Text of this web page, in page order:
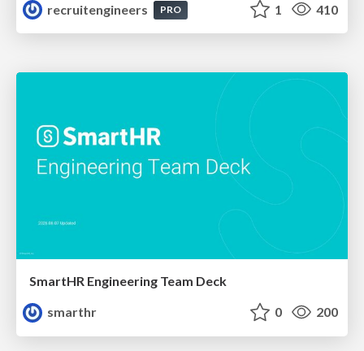
recruitengineers
PRO 1 410
SmartHR Engineering Team Deck
smarthr
0 200